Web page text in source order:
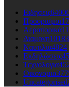
Ειδησεις
Προορισμοι
Αεροπορικά
Διαμονη10183
Ναυτιλια4824
Εκδηλώσεις
Τεχνολογια
Οικονομια
Uncategorised